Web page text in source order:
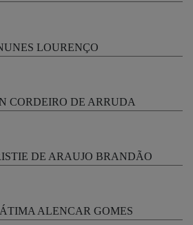
LOURENÇO
CORDEIRO DE ARRUDA
DE ARAUJO BRANDÃO
ALENCAR GOMES